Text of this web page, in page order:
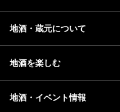
地酒・蔵元について
地酒を楽しむ
地酒・イベント情報